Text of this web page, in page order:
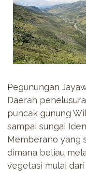
Pegunungan
Daerah
puncak gunung
sampai sungai
Memberano yang
dimana beliau
vegetasi mulai